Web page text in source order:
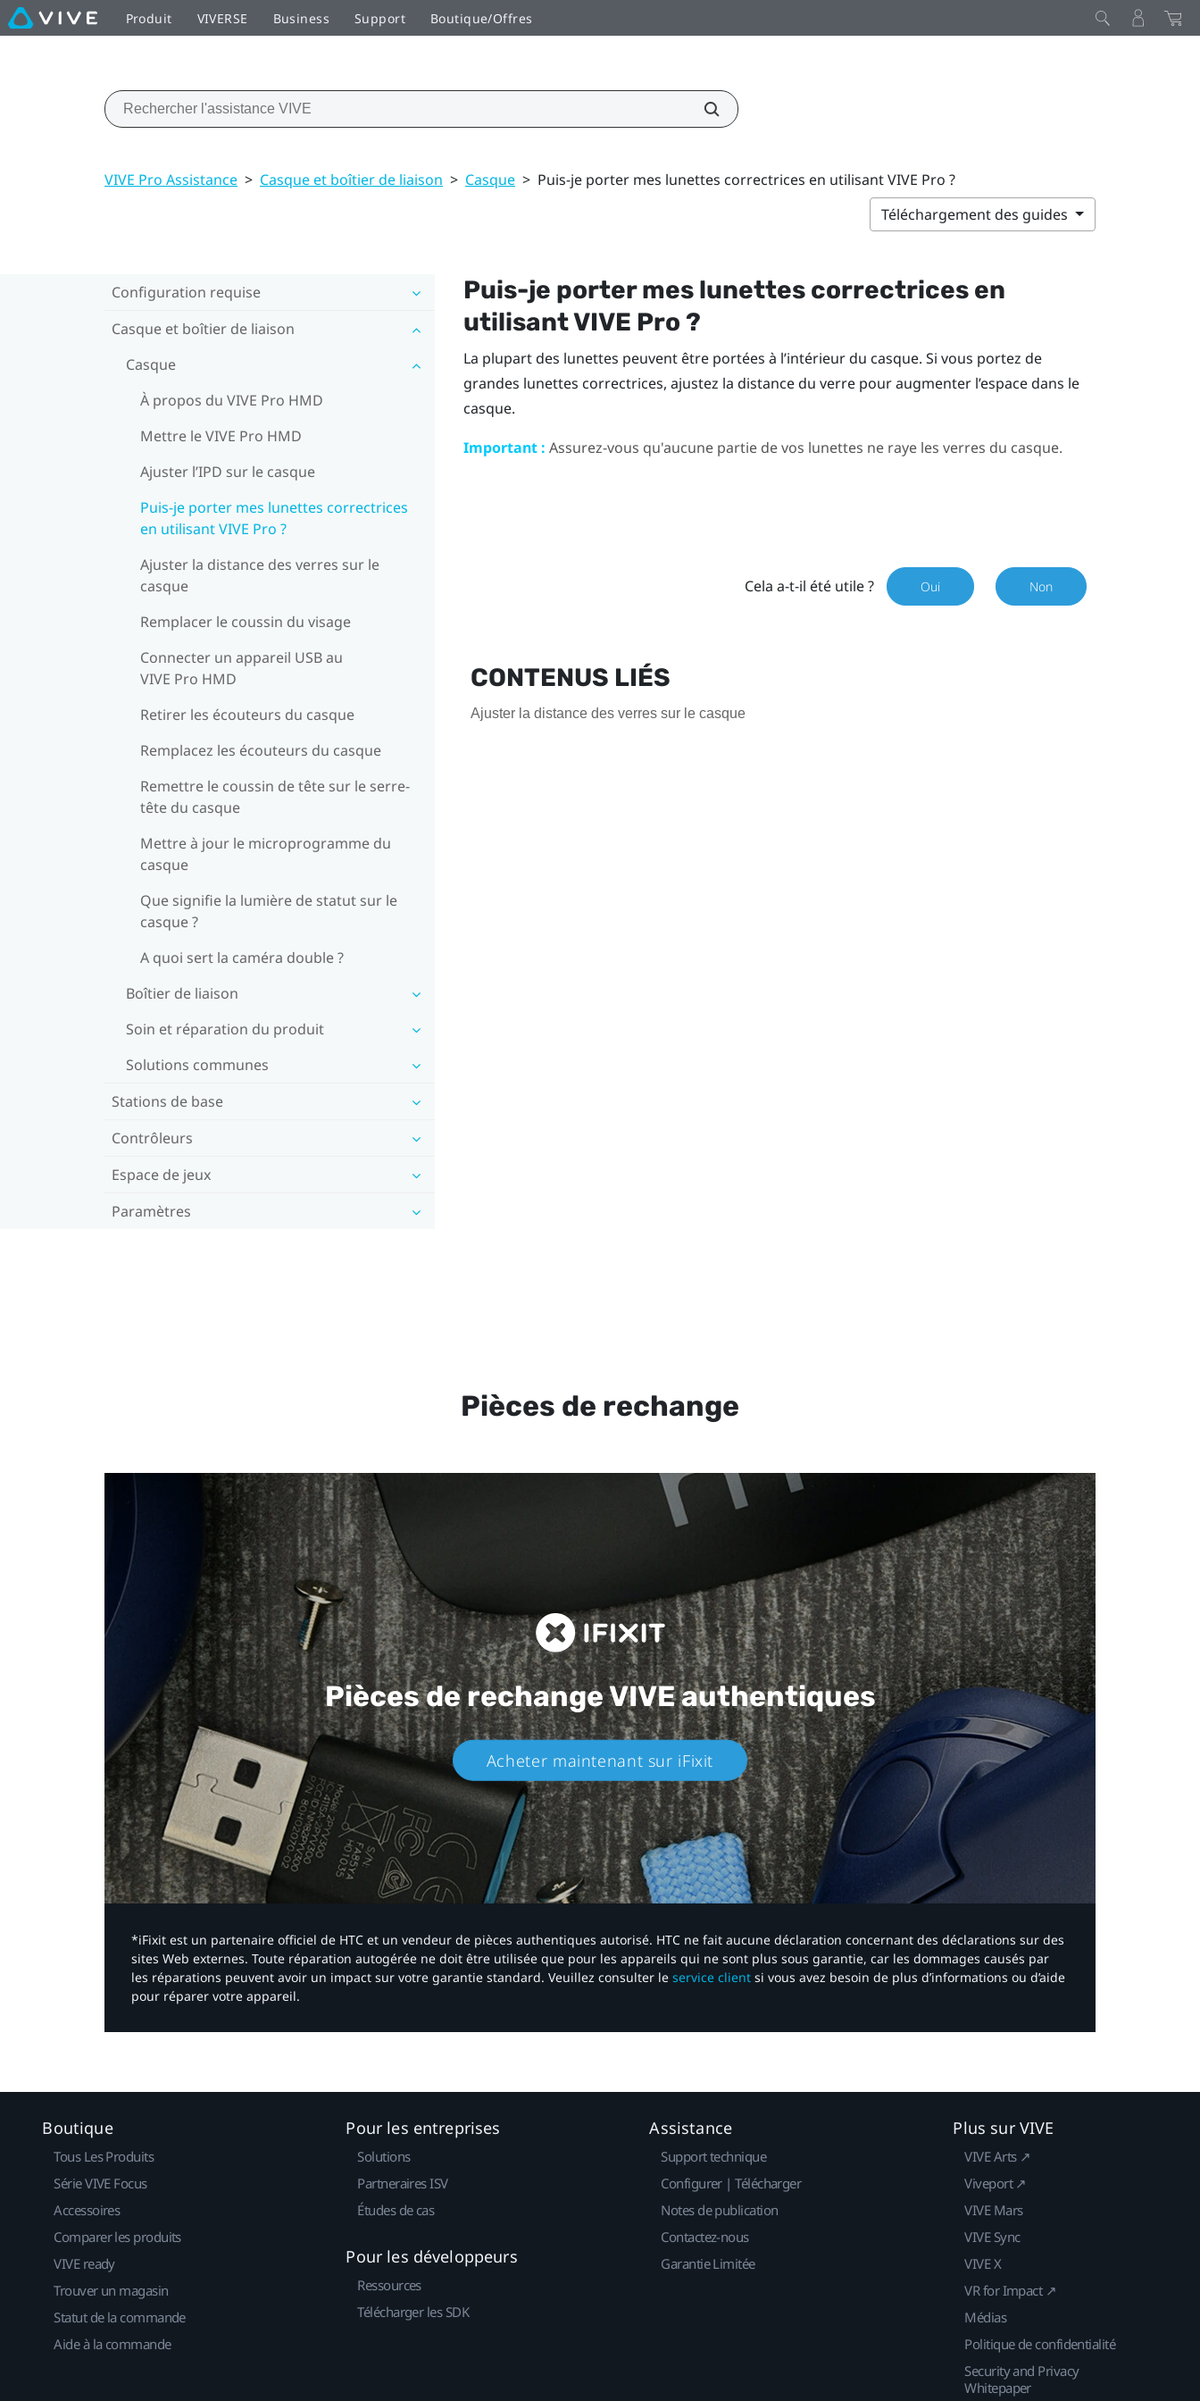
Produit VIVERSE Business Support Boutique/Offres
VIVE Pro Assistance > Casque et boîtier de liaison > Casque > Puis-je porter mes lunettes correctrices en utilisant VIVE Pro ?
Téléchargement des guides
Configuration requise
Casque et boîtier de liaison
Casque
À propos du VIVE Pro HMD
Mettre le VIVE Pro HMD
Ajuster l’IPD sur le casque
Puis-je porter mes lunettes correctrices
en utilisant VIVE Pro ?
Ajuster la distance des verres sur le
casque
Remplacer le coussin du visage
Connecter un appareil USB au
VIVE Pro HMD
Retirer les écouteurs du casque
Remplacez les écouteurs du casque
Remettre le coussin de tête sur le serre-
tête du casque
Mettre à jour le microprogramme du
casque
Que signifie la lumière de statut sur le
casque ?
A quoi sert la caméra double ?
Boîtier de liaison
Soin et réparation du produit
Solutions communes
Stations de base
Contrôleurs
Espace de jeux
Paramètres
Puis-je porter mes lunettes correctrices en
utilisantVIVE Pro ?
La plupart des lunettes peuvent être portées à l’intérieur du casque. Si vous portez de
grandes lunettes correctrices, ajustez la distance du verre pour augmenter l’espace dans le
casque.
Important : Assurez-vous qu'aucune partie de vos lunettes ne raye les verres du casque.
Cela a-t-il été utile ? Oui Non
CONTENUS LIÉS
Ajuster la distance des verres sur le casque
Pièces de rechange
Pièces de rechangeVIVE authentiques​
Acheter maintenant sur iFixit​
*iFixit est un partenaire officiel de HTC et un vendeur de pièces authentiques autorisé. HTC ne fait aucune déclaration concernant des déclarations sur des
sites Web externes. Toute réparation autogérée ne doit être utilisée que pour les appareils qui ne sont plus sous garantie, car les dommages causés par
les réparations peuvent avoir un impact sur votre garantie standard. Veuillez consulter le service client si vous avez besoin de plus d’informations ou d’aide
pour réparer votre appareil.​
Boutique
Tous Les Produits
Série VIVE Focus
Accessoires
Comparer les produits
VIVE ready
Trouver un magasin
Statut de la commande
Aide à la commande
Pour les entreprises
Solutions
Partneraires ISV
Études de cas
Pour les développeurs
Ressources
Télécharger les SDK
Assistance
Support technique
Configurer | Télécharger
Notes de publication
Contactez-nous
Garantie Limitée
Plus sur VIVE
VIVE Arts ↗
Viveport ↗
VIVE Mars
VIVE Sync
VIVE X
VR for Impact ↗
Médias
Politique de confidentialité
Security and Privacy
Whitepaper